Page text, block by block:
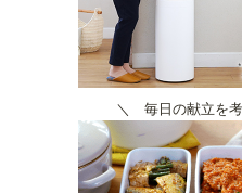
＼ 毎日の献立を